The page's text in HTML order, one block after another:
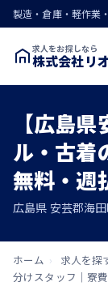
求人をお探しなら
株式会社リ
【広島
ル・古着
無料・週
広島県 安芸郡海
ホーム › 求人を探
分けスタッフ｜寮